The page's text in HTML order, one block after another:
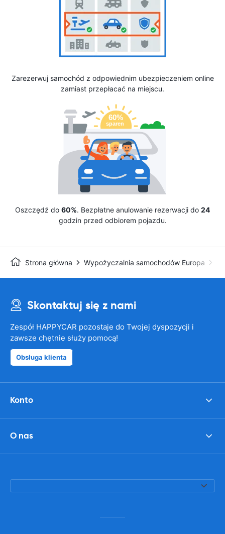
Zarezerwuj samochód z odpowiednim ubezpieczeniem online
zamiast przepłacać na miejscu.
Oszczędź do 60%. Bezpłatne anulowanie rezerwacji do 24
godzin przed odbiorem pojazdu.
Strona główna Wypożyczalnia samochodów Europa
Skontaktuj się z nami
Zespół HAPPYCAR pozostaje do Twojej dyspozycji i
zawsze chętnie służy pomocą!
Obsługa klienta
Konto
O nas